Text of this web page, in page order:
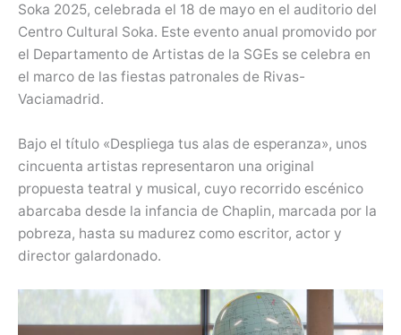
Soka 2025, celebrada el 18 de mayo en el auditorio del
Centro Cultural Soka. Este evento anual promovido por
el Departamento de Artistas de la SGEs se celebra en
el marco de las fiestas patronales de Rivas-
Vaciamadrid.
Bajo el título «Despliega tus alas de esperanza», unos
cincuenta artistas representaron una original
propuesta teatral y musical, cuyo recorrido escénico
abarcaba desde la infancia de Chaplin, marcada por la
pobreza, hasta su madurez como escritor, actor y
director galardonado.